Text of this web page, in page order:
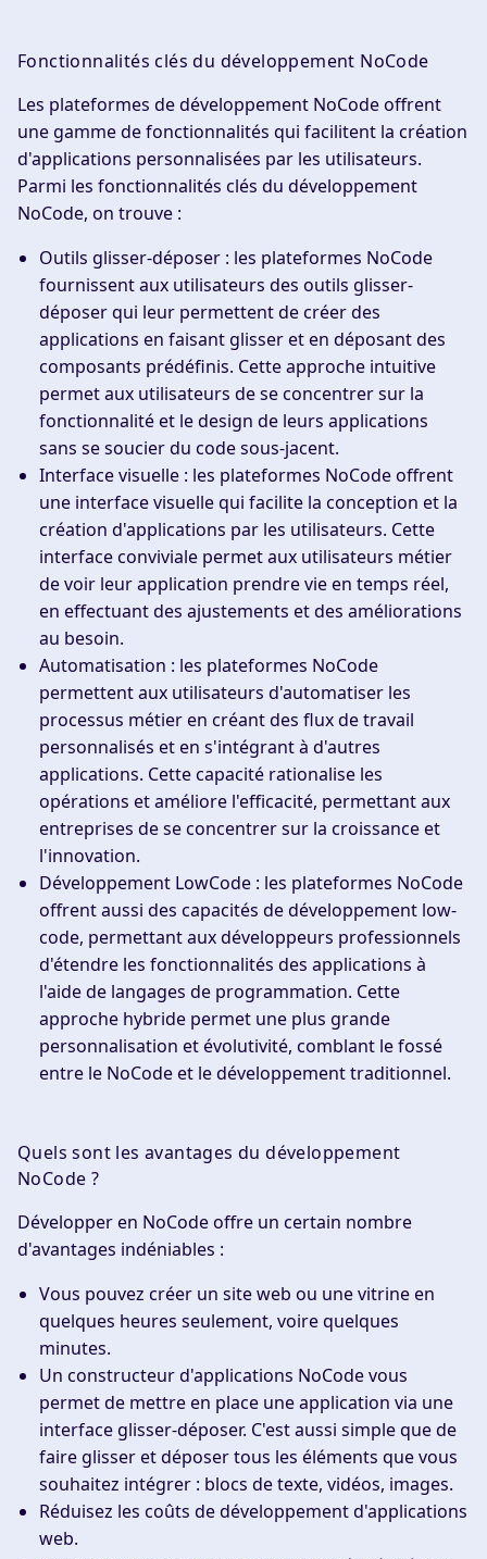
Fonctionnalités clés du développement NoCode
Les plateformes de développement NoCode offrent
une gamme de fonctionnalités qui facilitent la création
d'applications personnalisées par les utilisateurs.
Parmi les fonctionnalités clés du développement
NoCode, on trouve :
Outils glisser-déposer : les plateformes NoCode
fournissent aux utilisateurs des outils glisser-
déposer qui leur permettent de créer des
applications en faisant glisser et en déposant des
composants prédéfinis. Cette approche intuitive
permet aux utilisateurs de se concentrer sur la
fonctionnalité et le design de leurs applications
sans se soucier du code sous-jacent.
Interface visuelle : les plateformes NoCode offrent
une interface visuelle qui facilite la conception et la
création d'applications par les utilisateurs. Cette
interface conviviale permet aux utilisateurs métier
de voir leur application prendre vie en temps réel,
en effectuant des ajustements et des améliorations
au besoin.
Automatisation : les plateformes NoCode
permettent aux utilisateurs d'automatiser les
processus métier en créant des flux de travail
personnalisés et en s'intégrant à d'autres
applications. Cette capacité rationalise les
opérations et améliore l'efficacité, permettant aux
entreprises de se concentrer sur la croissance et
l'innovation.
Développement LowCode : les plateformes NoCode
offrent aussi des capacités de développement low-
code, permettant aux développeurs professionnels
d'étendre les fonctionnalités des applications à
l'aide de langages de programmation. Cette
approche hybride permet une plus grande
personnalisation et évolutivité, comblant le fossé
entre le NoCode et le développement traditionnel.
Quels sont les avantages du développement
NoCode ?
Développer en NoCode offre un certain nombre
d'avantages indéniables :
Vous pouvez créer un site web ou une vitrine en
quelques heures seulement, voire quelques
minutes.
Un constructeur d'applications NoCodevous
permet de mettre en place une application via une
interface glisser-déposer. C'est aussi simple que de
faire glisser et déposer tous les éléments que vous
souhaitez intégrer : blocs de texte, vidéos, images.
Réduisez les coûts dedéveloppement d'applications
web.